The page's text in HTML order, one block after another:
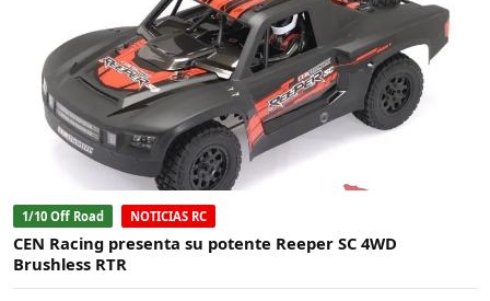
1/10 Off Road NOTICIAS RC
CEN Racing presenta su potente Reeper SC 4WD
Brushless RTR